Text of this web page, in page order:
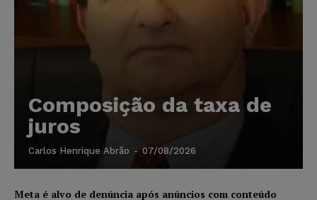
Composição da taxa de
juros
Carlos Henrique Abrão - 07/08/2026
Meta é alvo de denúncia após anúncios com conteúdo